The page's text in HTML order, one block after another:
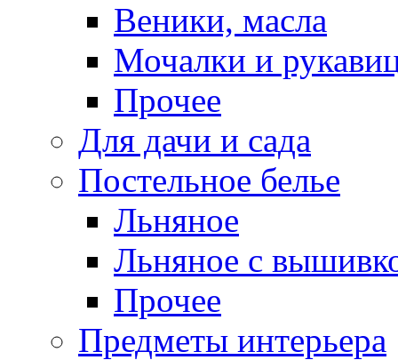
Веники, масла
Мочалки и
Прочее
Для дачи и сада
Постельное белье
Льняное
Льняное с
Прочее
Предметы интерьера